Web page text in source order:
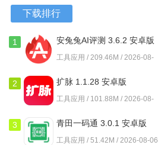
软件功能
准搜索，快速找到合适的房源。
做出更加明智的选择。
购房建议和市场分析。
下载排行
1 安兔兔AI评测 3.6.2 安卓版
工具应用 / 209.46M / 2026-08-
2 扩脉 1.1.28 安卓版
工具应用 / 101.88M / 2026-08-
3 青田一码通 3.0.1 安卓版
工具应用 / 51.42M / 2026-08-06